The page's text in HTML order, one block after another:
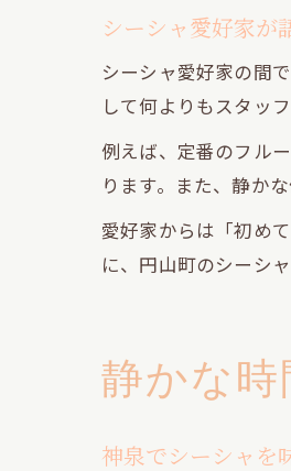
シーシャ愛好家が
シーシャ愛好家の間
して何よりもスタッ
例えば、定番のフル
ります。また、静か
愛好家からは「初め
に、円山町のシーシ
静かな
神泉でシーシャを